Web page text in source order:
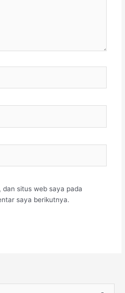
dan situs web saya pada
saya berikutnya.